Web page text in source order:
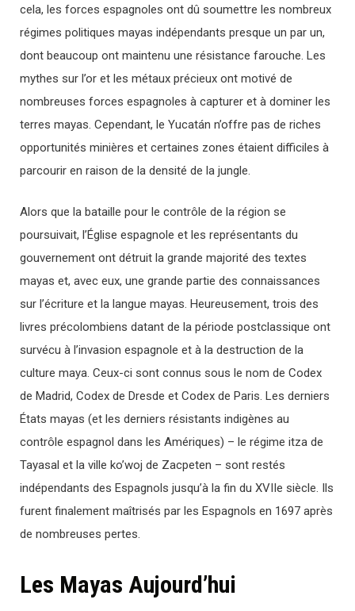
cela, les forces espagnoles ont dû soumettre les nombreux
régimes politiques mayas indépendants presque un par un,
dont beaucoup ont maintenu une résistance farouche. Les
mythes sur l’or et les métaux précieux ont motivé de
nombreuses forces espagnoles à capturer et à dominer les
terres mayas. Cependant, le Yucatán n’offre pas de riches
opportunités minières et certaines zones étaient difficiles à
parcourir en raison de la densité de la jungle.
Alors que la bataille pour le contrôle de la région se
poursuivait, l’Église espagnole et les représentants du
gouvernement ont détruit la grande majorité des textes
mayas et, avec eux, une grande partie des connaissances
sur l’écriture et la langue mayas. Heureusement, trois des
livres précolombiens datant de la période postclassique ont
survécu à l’invasion espagnole et à la destruction de la
culture maya. Ceux-ci sont connus sous le nom de Codex
de Madrid, Codex de Dresde et Codex de Paris. Les derniers
États mayas (et les derniers résistants indigènes au
contrôle espagnol dans les Amériques) – le régime itza de
Tayasal et la ville ko’woj de Zacpeten – sont restés
indépendants des Espagnols jusqu’à la fin du XVIIe siècle. Ils
furent finalement maîtrisés par les Espagnols en 1697 après
de nombreuses pertes.
Les Mayas Aujourd’hui